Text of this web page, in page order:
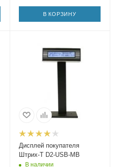
В КОРЗИНУ
Дисплей покупателя
Штрих-Т D2-USB-MB
В наличии